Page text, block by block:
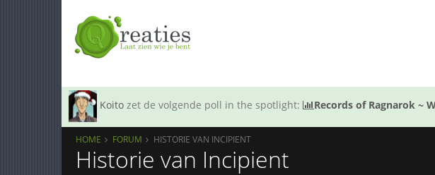
Koito zet de volgende poll in the spotlight: Records of Ragnarok ~
HOME FORUM HISTORIE VAN INCIPIENT
Historie van Incipient